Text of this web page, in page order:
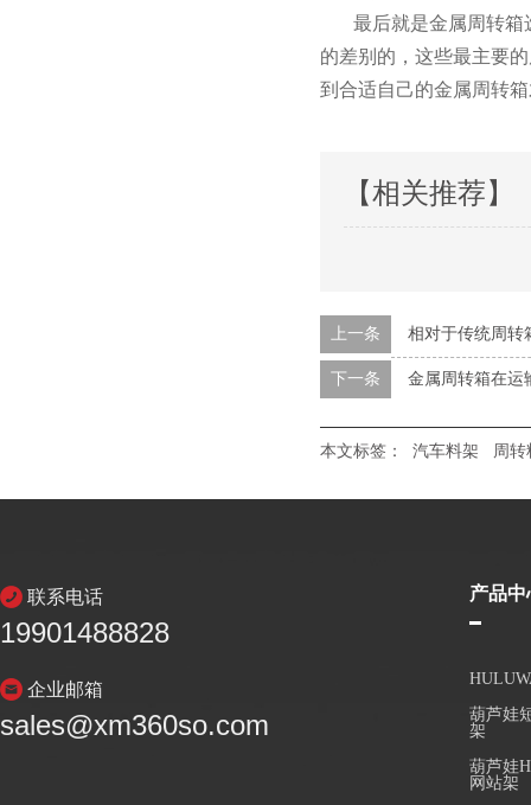
最后就是金属周转箱选
的差别的，这些最主要
到合适自己的金属周转箱
【相关推荐】
上一条 相对于传统周转
下一条 金属周转箱在运
本文标签： 汽车料架 周转
联系电话
19901488828
企业邮箱
sales@xm360so.com
产品中
葫芦娃
架
葫芦娃
网站架